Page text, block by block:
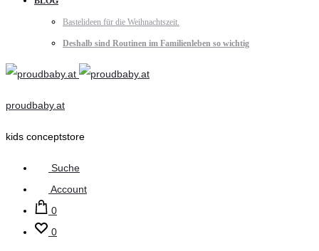
Bastelideen für die Weihnachtszeit.
Deshalb sind Routinen im Familienleben so wichtig
proudbaby.at
kids conceptstore
Suche
Account
0
0